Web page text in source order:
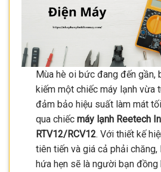
Mùa hè oi bức đang đến gần,
kiếm một chiếc máy lạnh vừa
đảm bảo hiệu suất làm mát
qua chiếc máy lạnh Reetech
RTV12/RCV12. Với thiết kế
tiên tiến và giá cả phải chăng,
hứa hẹn sẽ là người bạn đồng